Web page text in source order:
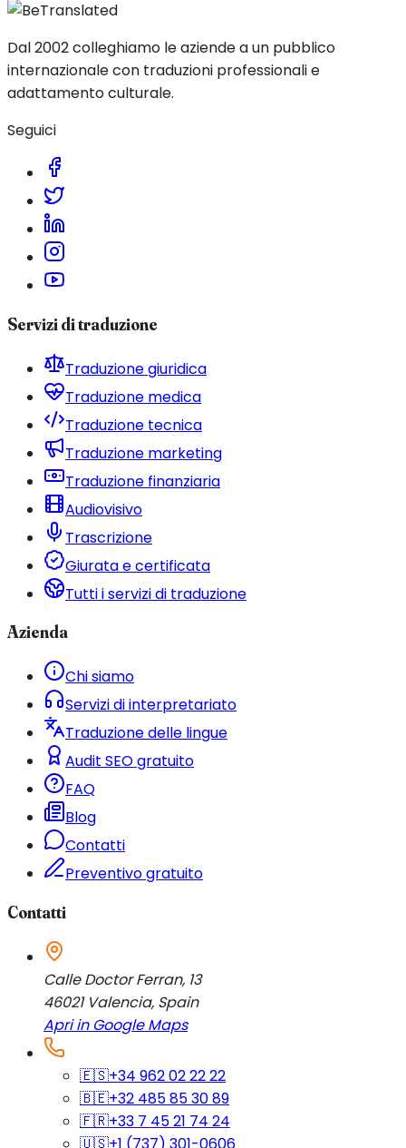
Dal 2002 colleghiamo le aziende a un pubblico
internazionale con traduzioni professionali e
adattamento culturale.
Seguici
Servizi di traduzione
Traduzione giuridica
Traduzione medica
Traduzione tecnica
Traduzione marketing
Traduzione finanziaria
Audiovisivo
Trascrizione
Giurata e certificata
Tutti i servizi di traduzione
Azienda
Chi siamo
Servizi di interpretariato
Traduzione delle lingue
Audit SEO gratuito
FAQ
Blog
Contatti
Preventivo gratuito
Contatti
Calle Doctor Ferran, 13
46021 Valencia, Spain
Apri in Google Maps
🇪🇸+34 962 02 22 22
🇧🇪+32 485 85 30 89
🇫🇷+33 7 45 21 74 24
🇺🇸+1 (737) 301-0606